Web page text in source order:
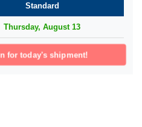
Standard
Thursday, August 13
for today's shipment!